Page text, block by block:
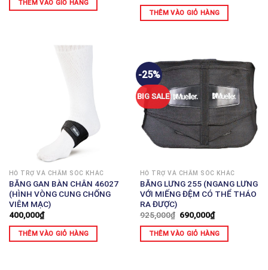
THÊM VÀO GIỎ HÀNG
THÊM VÀO GIỎ HÀNG
HỖ TRỢ VÀ CHĂM SÓC KHÁC
BĂNG GAN BÀN CHÂN 46027
(HÌNH VÒNG CUNG CHỐNG
VIÊM MẠC)
400,000₫
THÊM VÀO GIỎ HÀNG
-25%
BIG SALE
HỖ TRỢ VÀ CHĂM SÓC KHÁC
BĂNG LƯNG 255 (NGANG LƯNG
VỚI MIẾNG ĐỆM CÓ THỂ THÁO
RA ĐƯỢC)
925,000₫ 690,000₫
THÊM VÀO GIỎ HÀNG